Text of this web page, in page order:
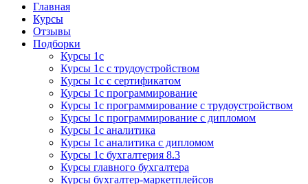
Курсы 1С
Курсы 1С официальная сертификация
Главная
Курсы
Отзывы
Подборки
Курсы 1с
Курсы 1с с трудоустройством
Курсы 1с с сертификатом
Курсы 1с программирование
Курсы 1с программирование с трудоустройством
Курсы 1с программирование с дипломом
Курсы 1с аналитика
Курсы 1с аналитика с дипломом
Курсы 1с бухгалтерия 8.3
Курсы главного бухгалтера
Курсы бухгалтер-маркетплейсов